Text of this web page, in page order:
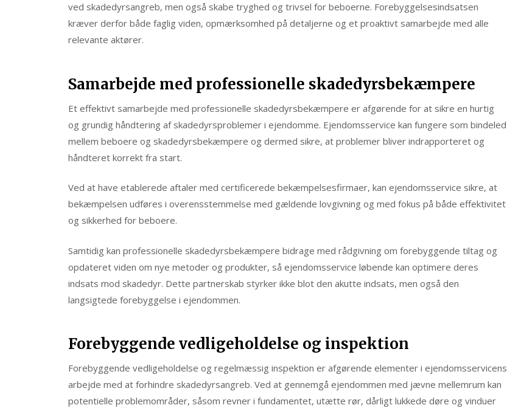
ved skadedyrsangreb, men også skabe tryghed og trivsel for beboerne. Forebyggelsesindsatsen
kræver derfor både faglig viden, opmærksomhed på detaljerne og et proaktivt samarbejde med alle
relevante aktører.
Samarbejde med professionelle skadedyrsbekæmpere
Et effektivt samarbejde med professionelle skadedyrsbekæmpere er afgørende for at sikre en hurtig
og grundig håndtering af skadedyrsproblemer i ejendomme. Ejendomsservice kan fungere som bindeled
mellem beboere og skadedyrsbekæmpere og dermed sikre, at problemer bliver indrapporteret og
håndteret korrekt fra start.
Ved at have etablerede aftaler med certificerede bekæmpelsesfirmaer, kan ejendomsservice sikre, at
bekæmpelsen udføres i overensstemmelse med gældende lovgivning og med fokus på både effektivitet
og sikkerhed for beboere.
Samtidig kan professionelle skadedyrsbekæmpere bidrage med rådgivning om forebyggende tiltag og
opdateret viden om nye metoder og produkter, så ejendomsservice løbende kan optimere deres
indsats mod skadedyr. Dette partnerskab styrker ikke blot den akutte indsats, men også den
langsigtede forebyggelse i ejendommen.
Forebyggende vedligeholdelse og inspektion
Forebyggende vedligeholdelse og regelmæssig inspektion er afgørende elementer i ejendomsservicens
arbejde med at forhindre skadedyrsangreb. Ved at gennemgå ejendommen med jævne mellemrum kan
potentielle problemområder, såsom revner i fundamentet, utætte rør, dårligt lukkede døre og vinduer